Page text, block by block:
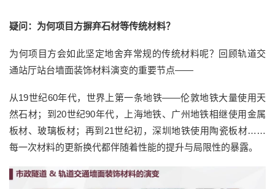
疑问：为何项目方摒弃石材等传统材料？
为何项目方会如此坚定地舍弃常规的传统材料呢？回顾轨道交
通站厅站台墙面装饰材料演变的重要节点——
从19世纪60年代，世界上第一条地铁——伦敦地铁大量使用天
然石材；到20世纪90年代，上海地铁、广州地铁相继使用金属
板材、玻璃板材；再到21世纪初，深圳地铁使用陶瓷板材……
每一次材料的更新换代都伴随着性能的提升与局限性的暴露。